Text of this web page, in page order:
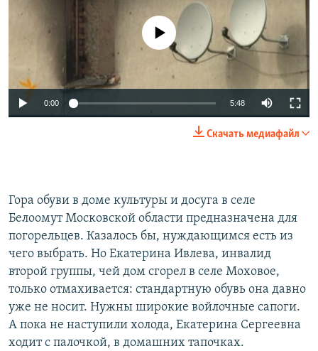
Все сайты РСЕ/РС
No media source currently available
0:00 5:48
Скачать медиафайл
Гора обуви в доме культуры и досуга в селе
Белоомут Московской области предназначена для
погорельцев. Казалось бы, нуждающимся есть из
чего выбрать. Но Екатерина Ивлева, инвалид
второй группы, чей дом сгорел в селе Моховое,
только отмахивается: стандартную обувь она давно
уже не носит. Нужны широкие войлочные сапоги.
А пока не наступили холода, Екатерина Сергеевна
ходит с палочкой, в домашних тапочках.